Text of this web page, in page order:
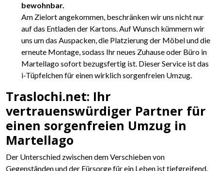
bewohnbar.
Am Zielort angekommen, beschränken wir uns nicht nur
auf das Entladen der Kartons. Auf Wunsch kümmern wir
uns um das Auspacken, die Platzierung der Möbel und die
erneute Montage, sodass Ihr neues Zuhause oder Büro in
Martellago sofort bezugsfertig ist. Dieser Service ist das
i-Tüpfelchen für einen wirklich sorgenfreien Umzug.
Traslochi.net: Ihr
vertrauenswürdiger Partner für
einen sorgenfreien Umzug in
Martellago
Der Unterschied zwischen dem Verschieben von
Gegenständen und der Fürsorge für ein Leben ist tiefgreifend.